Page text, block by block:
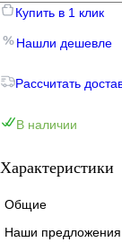
Купить в 1 клик
Нашли дешевле
Рассчитать
В наличии
Характеристики
Общие
Наши предложения